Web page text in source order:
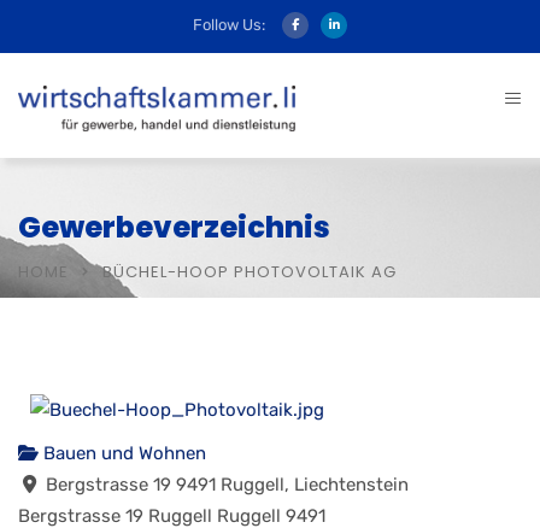
Follow Us:
Gewerbeverzeichnis
HOME BÜCHEL-HOOP PHOTOVOLTAIK AG
Bauen und Wohnen
Bergstrasse 19 9491 Ruggell, Liechtenstein
Bergstrasse 19 Ruggell Ruggell 9491